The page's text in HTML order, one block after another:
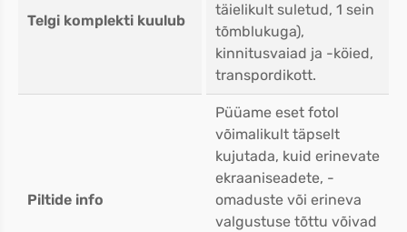
Telgi komplekti kuulub
täielikult suletud, 1 sein
tõmblukuga),
kinnitusvaiad ja -köied,
transpordikott.
Piltide info
Püüame eset fotol
võimalikult täpselt
kujutada, kuid erinevate
ekraaniseadete, -
omaduste või erineva
valgustuse tõttu võivad